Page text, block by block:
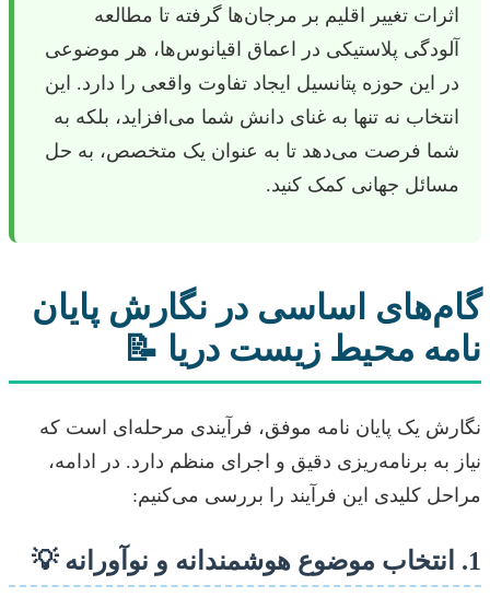
اثرات تغییر اقلیم بر مرجان‌ها گرفته تا مطالعه
آلودگی پلاستیکی در اعماق اقیانوس‌ها، هر موضوعی
در این حوزه پتانسیل ایجاد تفاوت واقعی را دارد. این
انتخاب نه تنها به غنای دانش شما می‌افزاید، بلکه به
شما فرصت می‌دهد تا به عنوان یک متخصص، به حل
مسائل جهانی کمک کنید.
گام‌های اساسی در نگارش پایان
نامه محیط زیست دریا 📝
نگارش یک پایان نامه موفق، فرآیندی مرحله‌ای است که
نیاز به برنامه‌ریزی دقیق و اجرای منظم دارد. در ادامه،
مراحل کلیدی این فرآیند را بررسی می‌کنیم:
1. انتخاب موضوع هوشمندانه و نوآورانه 💡